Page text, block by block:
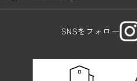
SNSをフォロー